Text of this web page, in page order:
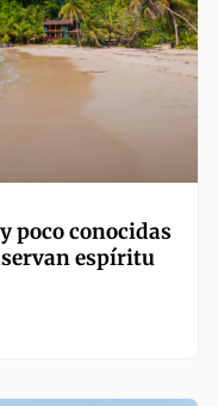
poco conocidas
espíritu